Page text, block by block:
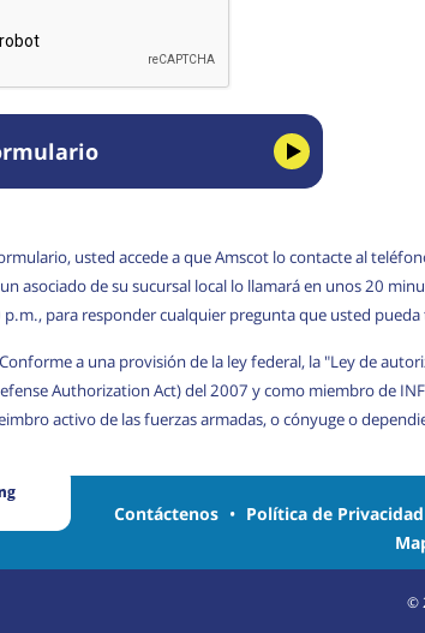
usted accede a que Amscot lo contacte al
asociado de su sucursal local lo llamará en unos 20
p.m., para responder cualquier pregunta que usted pueda
a una provisión de la ley federal, la "Ley de
Authorization Act) del 2007 y como miembro de
activo de las fuerzas armadas, o cónyuge o
Contáctenos • Política de Privacidad
©